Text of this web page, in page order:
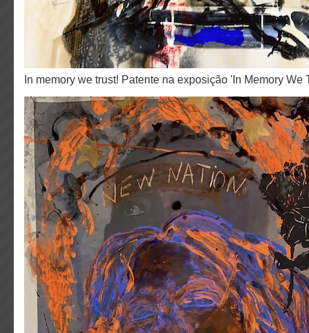
In memory we trust! Patente na exposição 'In Memory We